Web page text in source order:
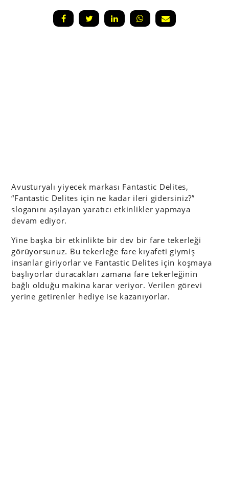
Avusturyalı yiyecek markası Fantastic Delites,
“Fantastic Delites için ne kadar ileri gidersiniz?”
sloganını aşılayan yaratıcı etkinlikler yapmaya
devam ediyor.
Yine başka bir etkinlikte bir dev bir fare tekerleği
görüyorsunuz. Bu tekerleğe fare kıyafeti giymiş
insanlar giriyorlar ve Fantastic Delites için koşmaya
başlıyorlar duracakları zamana fare tekerleğinin
bağlı olduğu makina karar veriyor. Verilen görevi
yerine getirenler hediye ise kazanıyorlar.